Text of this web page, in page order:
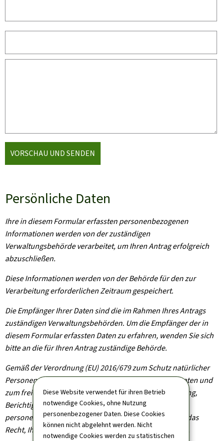
Diese Website verwendet für ihren Betrieb
notwendige Cookies, ohne Nutzung
personenbezogener Daten. Diese Cookies
können nicht abgelehnt werden. Nicht
notwendige Cookies werden zu statistischen
VORSCHAU UND SENDEN
Persönliche Daten
Ihre in diesem Formular erfassten personenbezogenen
Informationen werden von der zuständigen
Verwaltungsbehörde verarbeitet, um Ihren Antrag erfolgreich
abzuschließen.
Diese Informationen werden von der Behörde für den zur
Verarbeitung erforderlichen Zeitraum gespeichert.
Die Empfänger Ihrer Daten sind die im Rahmen Ihres Antrags
zuständigen Verwaltungsbehörden. Um die Empfänger der in
diesem Formular erfassten Daten zu erfahren, wenden Sie sich
bitte an die für Ihren Antrag zuständige Behörde.
Gemäß der Verordnung (EU) 2016/679 zum Schutz natürlicher
Personen bei der Verarbeitung personenbezogener Daten und
zum freien Datenverkehr haben Sie das Recht auf Zugang,
Berichtigung und gegebenenfalls Löschung Ihrer
personenbezogenen Informationen. Sie haben zudem das
Recht, Ihre erteilte Einwilligung jederzeit zu widerrufen.